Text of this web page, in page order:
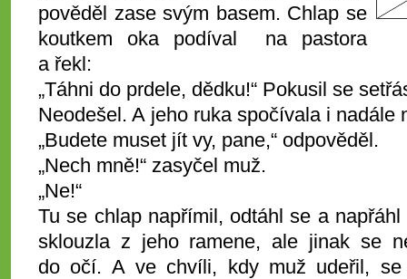
pověděl zase svým basem. Chlap se
koutkem oka podíval na pastora
a řekl:
„Táhni do prdele, dědku!“ Pokusil se
Neodešel. A jeho ruka spočívala i nadále
„Budete muset jít vy, pane,“ odpověděl.
„Nech mně!“ zasyčel muž.
„Ne!“
Tu se chlap napřímil, odtáhl se a
sklouzla z jeho ramene, ale jinak se
do očí. A ve chvíli, kdy muž udeřil, se